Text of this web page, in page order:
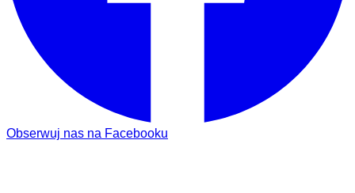
Obserwuj nas na Facebooku